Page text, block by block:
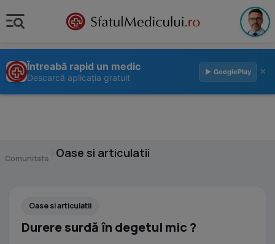
Întreabă rapid un medic
Descarcă aplicația gratuit
▶ GooglePlay ×
Comunitate Oase si articulatii
Oase si articulatii
Durere surdă în degetul mic ?